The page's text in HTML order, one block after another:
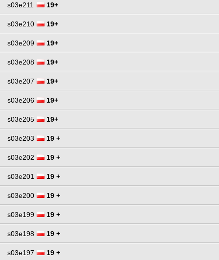
s03e211 19+
s03e210 19+
s03e209 19+
s03e208 19+
s03e207 19+
s03e206 19+
s03e205 19+
s03e203 19 +
s03e202 19 +
s03e201 19 +
s03e200 19 +
s03e199 19 +
s03e198 19 +
s03e197 19 +